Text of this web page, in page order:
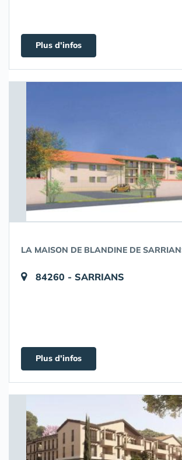
Plus d'infos
LA MAISON DE BLANDINE DE
84260 - SARRIANS
Plus d'infos